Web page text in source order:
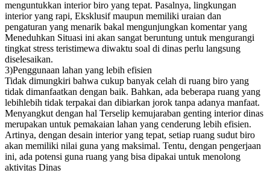
menguntukkan interior biro yang tepat. Pasalnya, lingkungan
interior yang rapi, Eksklusif maupun memiliki uraian dan
pengaturan yang menarik bakal mengunjungkan komentar yang
Meneduhkan Situasi ini akan sangat beruntung untuk mengurangi
tingkat stress teristimewa diwaktu soal di dinas perlu langsung
diselesaikan.
3)Penggunaan lahan yang lebih efisien
Tidak dimungkiri bahwa cukup banyak celah di ruang biro yang
tidak dimanfaatkan dengan baik. Bahkan, ada beberapa ruang yang
lebihlebih tidak terpakai dan dibiarkan jorok tanpa adanya manfaat.
Menyangkut dengan hal Terselip kemujaraban genting interior dinas
merupakan untuk pemakaian lahan yang cenderung lebih efisien.
Artinya, dengan desain interior yang tepat, setiap ruang sudut biro
akan memiliki nilai guna yang maksimal. Tentu, dengan pengerjaan
ini, ada potensi guna ruang yang bisa dipakai untuk menolong
aktivitas Dinas